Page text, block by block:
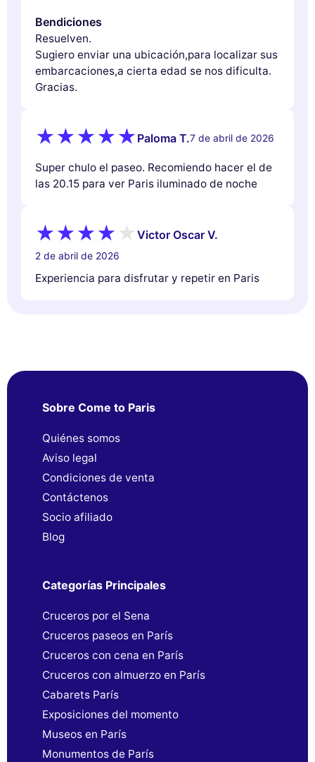
Bendiciones
Resuelven.
Sugiero enviar una ubicación,para localizar sus
embarcaciones,a cierta edad se nos dificulta.
Gracias.
Paloma T.7 de abril de 2026
Super chulo el paseo. Recomiendo hacer el de
las 20.15 para ver Paris iluminado de noche
Victor Oscar V.
2 de abril de 2026
Experiencia para disfrutar y repetir en Paris
Sobre Come to Paris
Quiénes somos
Aviso legal
Condiciones de venta
Contáctenos
Socio afiliado
Blog
Categorías Principales
Cruceros por el Sena
Cruceros paseos en París
Cruceros con cena en París
Cruceros con almuerzo en París
Cabarets París
Exposiciones del momento
Museos en París
Monumentos de París